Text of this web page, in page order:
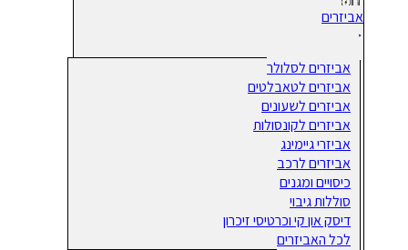
אביזרים
אביזרים לסלולר
אביזרים לטאבלטים
אביזרים לשעונים
אביזרים לקונסולות
אביזרי גיימינג
אביזרים לרכב
כיסויים ומגנים
סוללות גיבוי
דיסק און קי וכרטיסי זיכרון
לכל האביזרים